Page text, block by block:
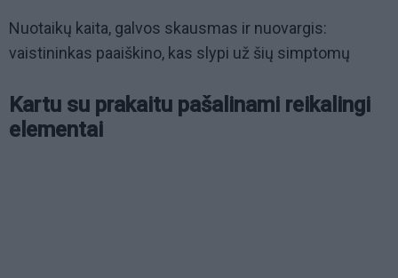
Nuotaikų kaita, galvos skausmas ir nuovargis:
vaistininkas paaiškino, kas slypi už šių simptomų
Kartu su prakaitu pašalinami reikalingi
elementai